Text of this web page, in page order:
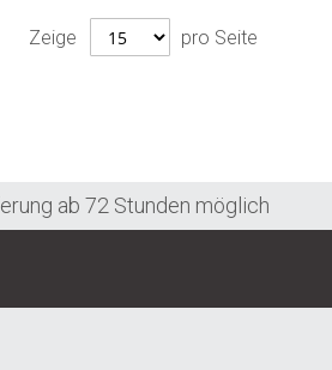
Zeige pro Seite
ab 72 Stunden möglich